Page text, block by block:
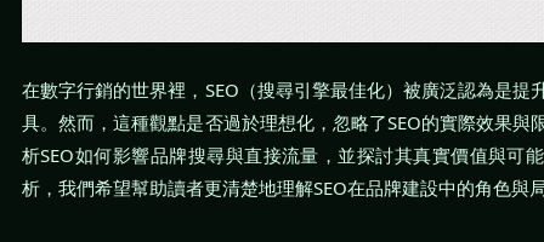
在數字行銷的世界裡，SEO（搜尋引擎最佳化）被廣泛認為是提
具。然而，這種觀點是否過於理想化，忽略了SEO的實際效果與
析SEO如何影響品牌搜尋與直接流量，並探討其真實價值與可
析，我們希望幫助讀者更清楚地理解SEO在品牌建設中的角色與